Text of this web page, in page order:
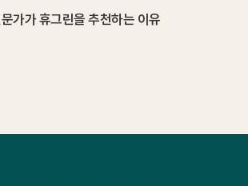
가가 휴그린을 추천하는 이유